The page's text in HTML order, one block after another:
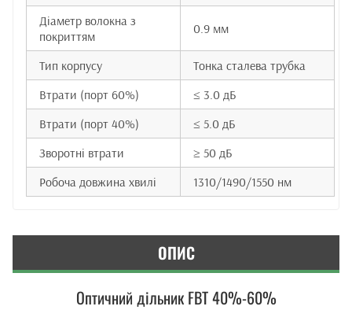
Діаметр волокна з
покриттям
0.9 мм
Тип корпусу
Тонка сталева трубка
Втрати (порт 60%)
≤ 3.0 дБ
Втрати (порт 40%)
≤ 5.0 дБ
Зворотні втрати
≥ 50 дБ
Робоча довжина хвилі
1310/1490/1550 нм
ОПИС
Оптичний дільник FBT 40%-60%